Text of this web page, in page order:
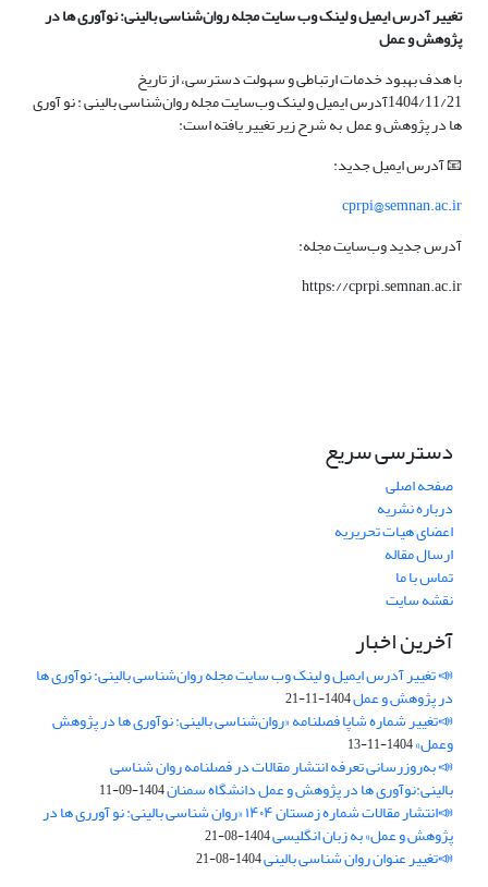
تغییر آدرس ایمیل و لینک وب سایت مجله روان‌شناسی بالینی: نوآوری ها در
پژوهش و عمل
با هدف بهبود خدمات ارتباطی و سهولت دسترسی، از تاریخ
1404/11/21آدرس ایمیل و لینک وب‌سایت مجله روان‌شناسی بالینی : نو آوری
ها در پژوهش و عمل به شرح زیر تغییر یافته است:
📧 آدرس ایمیل جدید:
cprpi@semnan.ac.ir
آدرس جدید وب‌سایت مجله:
https://cprpi.semnan.ac.ir
دسترسی سریع
صفحه اصلی
درباره نشریه
اعضای هیات تحریریه
ارسال مقاله
تماس با ما
نقشه سایت
آخرین اخبار
📣 تغییر آدرس ایمیل و لینک وب‌ سایت مجله روان‌شناسی بالینی: نوآوری ها
در پژوهش و عمل1404-11-21
📣تغییر شماره شاپا فصلنامه «روان‌شناسی بالینی: نوآوری ها در پژوهش
وعمل»1404-11-13
📣 به‌روزرسانی تعرفه انتشار مقالات در فصلنامه روان شناسی
بالینی:نوآوری ها در پژوهش و عمل دانشگاه سمنان1404-09-11
📣انتشار مقالات شماره زمستان ۱۴۰۴ «روان شناسی بالینی: نو آورری ها در
پژوهش و عمل» به زبان انگلیسی1404-08-21
📣تغییر عنوان روان شناسی بالینی1404-08-21